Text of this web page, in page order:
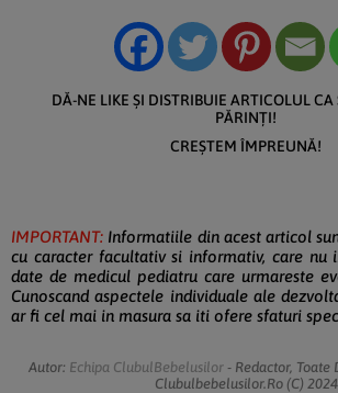
DĂ-NE LIKE ȘI DISTRIBUIE ARTICOLUL CA
PĂRINȚI!
CREȘTEM ÎMPREUNĂ!
IMPORTANT: Informatiile din acest articol
cu caracter facultativ si informativ, care nu
date de medicul pediatru care urmareste
Cunoscand aspectele individuale ale
ar fi cel mai in masura sa iti ofere sfaturi
Autor: Echipa ClubulBebelusilor - Redactor,
Clubulbebelusilor.ro (c) 2024